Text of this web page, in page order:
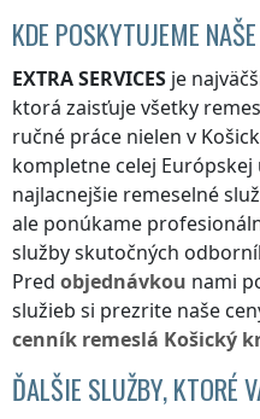
KDE POSKYTUJEME
EXTRA SERVICES je
ktorá zaisťuje všetky
ručné práce nielen v
kompletne celej
najlacnejšie remeselné
ale ponúkame
služby skutočných
Pred objednávkou nami
služieb si prezrite naše
cenník remeslá Košický
ĎALŠIE SLUŽBY, KTORÉ